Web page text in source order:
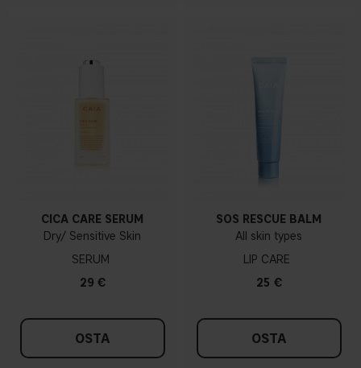
CICA CARE SERUM
Dry/ Sensitive Skin
SERUM
29 €
OSTA
SOS RESCUE BALM
All skin types
LIP CARE
25 €
OSTA